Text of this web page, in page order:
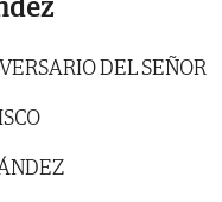
DEL SEÑOR